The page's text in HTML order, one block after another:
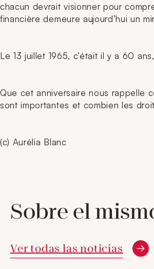
chacun devrait visionner pour
financière demeure aujourd’hui un
Le 13 juillet 1965, c’était il y a 60
Que cet anniversaire nous rappelle
sont importantes et combien les
(c) Aurélia Blanc
Sobre el
Ver todas las noticias